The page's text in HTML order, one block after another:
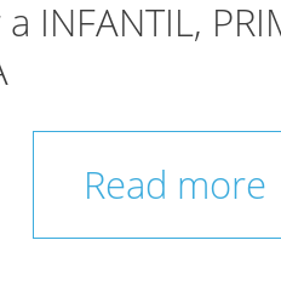
INFANTIL,
Read more